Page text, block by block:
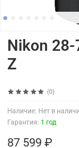
(0)
Наличие: Нет в
Гарантия: 1 год
Nikon
Z
87 599 ₽